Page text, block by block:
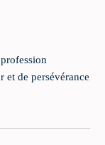
et de persévérance